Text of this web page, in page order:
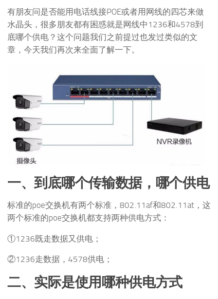
有朋友问是否能用电话线接POE或者用网线的四芯来做
水晶头，很多朋友都有困惑就是网线中1236和4578到
底哪个供电？这个问题我们之前提过也发过类似的文
章，今天我们再次来全面了解一下。
一、到底哪个传输数据，哪个供电
标准的poe交换机有两个标准，802.11af和802.11at，这
两个标准的poe交换机都支持两种供电方式：
①1236既走数据又供电；
②1236走数据，4578供电；
二、实际是使用哪种供电方式